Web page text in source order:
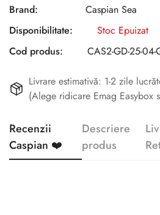
Brand:
Caspian Sea
Disponibilitate:
Stoc Epuizat
Cod produs:
CAS2-GD-25-04-
Livrare estimativă: 1-2 zile
(Alege ridicare Emag Easybox
Recenzii
Caspian ❤️
Descriere
produs